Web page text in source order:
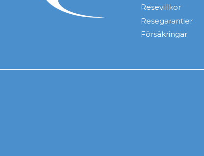
Resevillkor
Resegarantier
Försäkringar